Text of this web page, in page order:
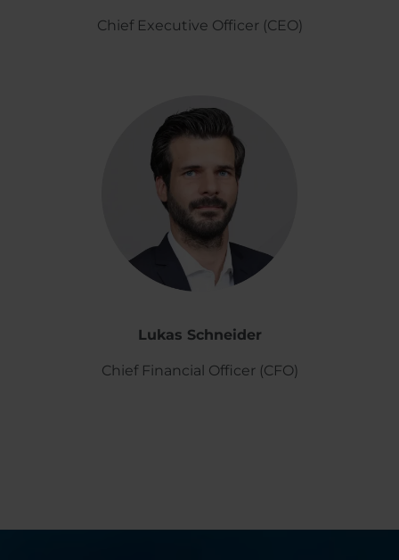
Chief Executive Officer (CEO)
Lukas Schneider
Chief Financial Officer (CFO)